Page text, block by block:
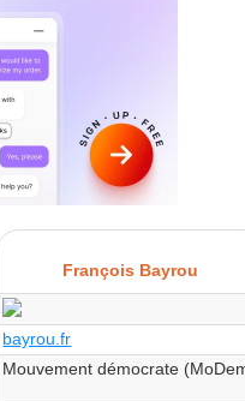
François Bayrou
bayrou.fr
Mouvement démocrate